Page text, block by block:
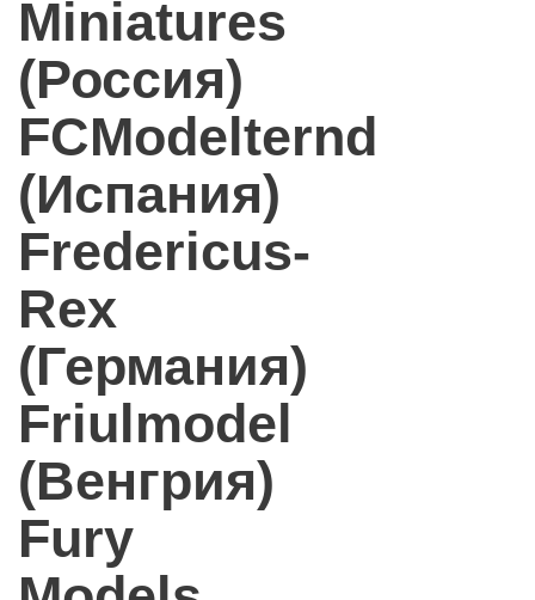
Miniatures
(Россия)
FCModelternd
(Испания)
Fredericus-
Rex
(Германия)
Friulmodel
(Венгрия)
Fury